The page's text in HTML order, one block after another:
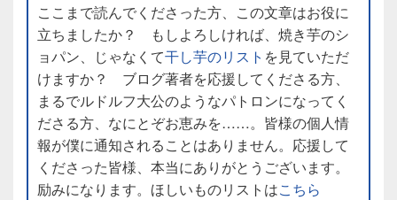
ここまで読んでくださった方、この文章はお役に
立ちましたか？ もしよろしければ、焼き芋のシ
ョパン、じゃなくて干し芋のリスト を見ていただ
けますか？ ブログ著者を応援してくださる方、
まるでルドルフ大公のようなパトロンになってく
ださる方、なにとぞお恵みを……。皆様の個人情
報が僕に通知されることはありません。応援して
くださった皆様、本当にありがとうございます。
励みになります。ほしいものリストはこちら